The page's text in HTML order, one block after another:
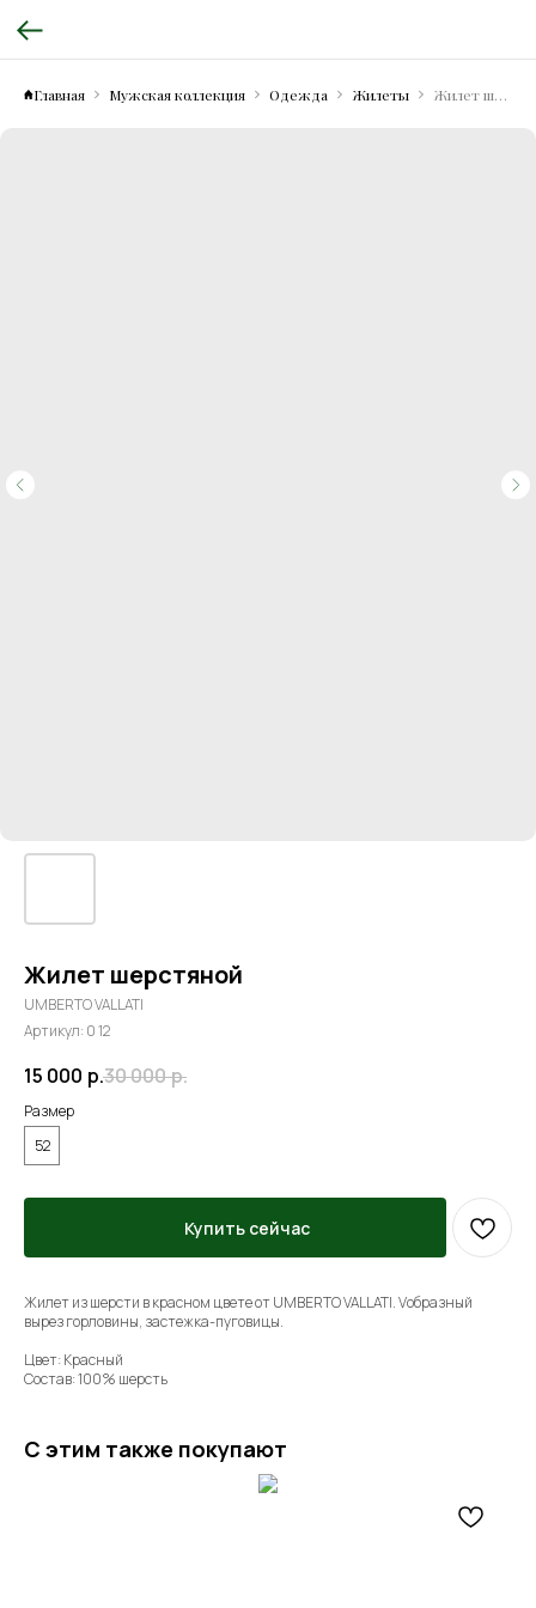
Главная Мужская коллекция Одежда Жилеты Жилет шерстяной
Жилет шерстяной
UMBERTO VALLATI
Артикул: 0 12
15 000 р.30 000р.
Размер
52
Купить сейчас
Жилет из шерсти в красном цвете от UMBERTO VALLATI. Vобразный
вырез горловины, застежка-пуговицы.
Цвет: Красный
Состав: 100% шерсть
С этим также покупают